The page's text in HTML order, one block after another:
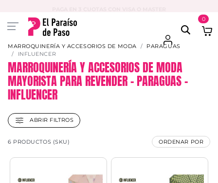
0
MARROQUINERÍA Y ACCESORIOS DE MODA
PARAGUAS
INFLUENCER
MARROQUINERÍA Y ACCESORIOS DE MODA
MAYORISTA PARA REVENDER – PARAGUAS –
INFLUENCER
ABRIR FILTROS
6 PRODUCTOS (SKU) ORDENAR POR